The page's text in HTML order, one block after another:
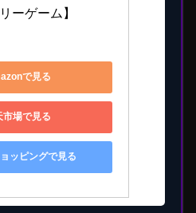
ーゲーム】
で見る
市場で見る
ッピングで見る